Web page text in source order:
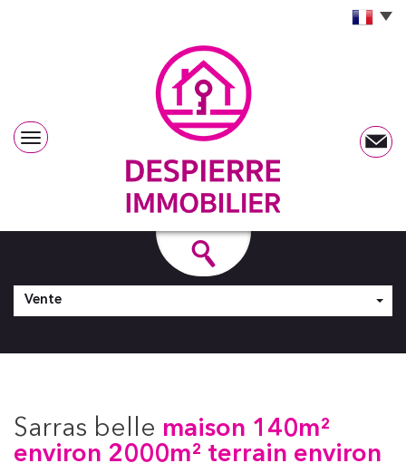
Vente
sarras belle maison 140m²
environ 2000m² terrain environ